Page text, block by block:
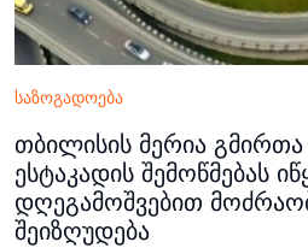
საზოგადოება
თბილისის მერია
ესტაკადის შემოწმებას
დღეგამოშვებით
შეიზღუდება